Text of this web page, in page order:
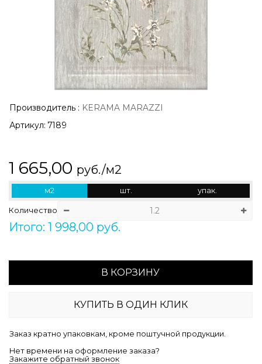
Производитель : KERAMA MARAZZI
Артикул: 7189
1 665,00 руб./м2
м2 шт. упак.
Количество
Итого: 1 998,00 руб.
В КОРЗИНУ
КУПИТЬ В ОДИН КЛИК
Заказ кратно упаковкам, кроме поштучной продукции.
Нет времени на оформление заказа?
Закажите обратный звонок